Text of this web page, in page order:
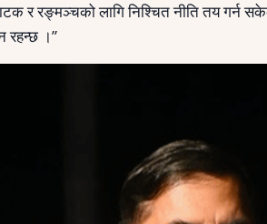
रङ्मञ्चको लागि निश्चित नीति तय गर्न
रहन्छ ।”